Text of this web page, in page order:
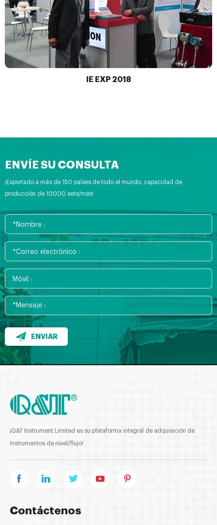
IE EXP 2018
ENVÍE SU CONSULTA
¡Exportado a más de 150 países de todo el mundo, capacidad de
producción de 10000 sets/mes!
ENVIAR
¡Q&T Instrument Limited es su plataforma integral de adquisición de
instrumentos de nivel/flujo!
Contáctenos